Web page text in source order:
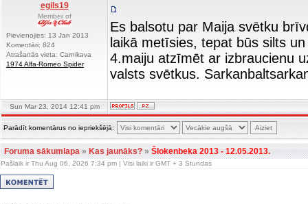
egils19
Member of
Pievienojies: 13 Jan 2013
Komentāri: 824
Atrašanās vieta: Carnikava
1974 Alfa-Romeo Spider
Es balsotu par Maija svētku
laikā metīsies, tepat būs silts
4.maiju atzīmēt ar izbraucienu
valsts svētkus.
Sun Mar 23, 2014 12:41 pm
Parādīt komentārus no iepriekšējā:
Foruma sākumlapa»Kas jaunāks?»Šlokenbeka 2013 - 12.05.2013.
Pašlaik ir Thu Aug 06, 2026 7:34 pm | Visi laiki ir GMT + 3 Stundas